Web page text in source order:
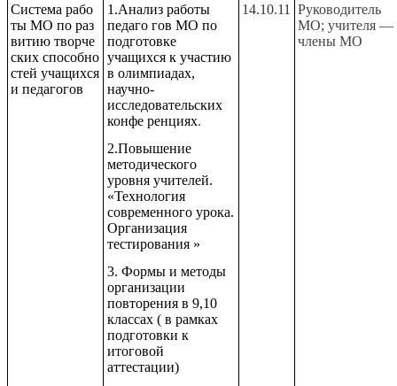
Система рабо
ты МО по раз
витию творче
ских способно
стей учащихся
и педагогов
1.Анализ работы
педаго гов МО по
подготовке
учащихся к участию
в олимпиадах,
научно-
исследовательских
конфе ренциях.
2.Повышение
методического
уровня учителей.
«Технология
современного урока.
Организация
тестирования »
3. Формы и методы
организации
повторения в 9,10
классах ( в рамках
подготовки к
итоговой
аттестации)
14.10.11
Руководитель
МО; учителя —
члены МО